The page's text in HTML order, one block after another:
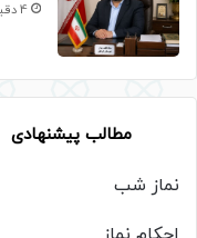
4 دقیقه پیش
مطالب پیشنهادی
نماز شب